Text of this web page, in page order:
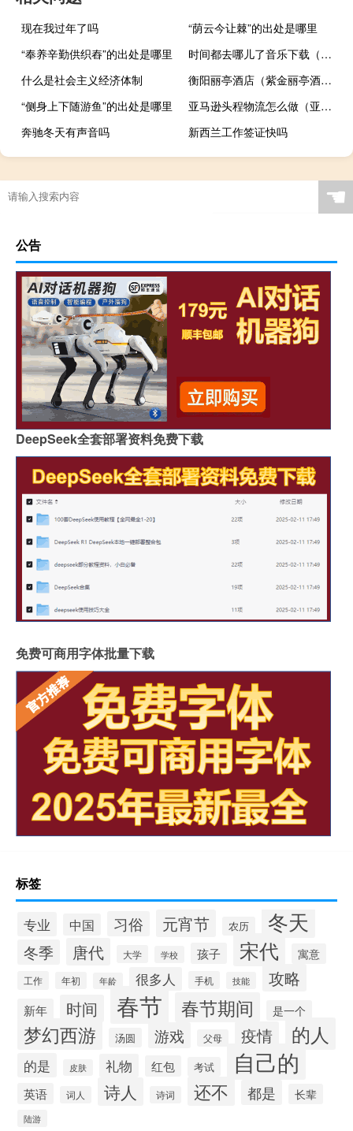
现在我过年了吗
“荫云今让棘”的出处是哪里
“奉养辛勤供织舂”的出处是哪里
时间都去哪儿了音乐下载（时间都去哪儿了mp3免费下载）
什么是社会主义经济体制
衡阳丽亭酒店（紫金丽亭酒店咖啡厅简介）
“侧身上下随游鱼”的出处是哪里
亚马逊头程物流怎么做（亚马逊FBA头程服务是什么意思）
奔驰冬天有声音吗
新西兰工作签证快吗
☚
公告
DeepSeek全套部署资料免费下载
免费可商用字体批量下载
标签
专业 中国 习俗 元宵节 农历 冬天
冬季 唐代 大学 学校 孩子 宋代 寓意
工作 年初 年龄 很多人 手机 技能 攻略
新年 时间 春节 春节期间 是一个
梦幻西游 汤圆 游戏 父母 疫情 的人
的是 皮肤 礼物 红包 考试 自己的
英语 词人 诗人 诗词 还不 都是 长辈
陆游